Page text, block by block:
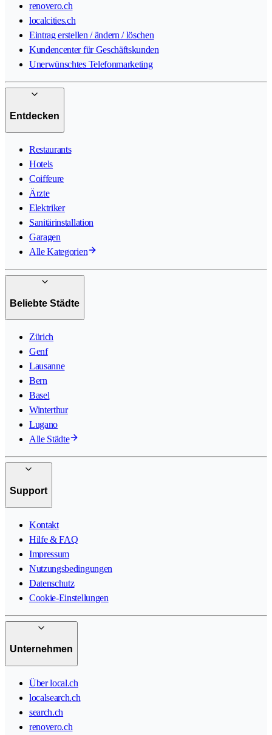
renovero.ch
localcities.ch
Eintrag erstellen / ändern / löschen
Kundencenter für Geschäftskunden
Unerwünschtes Telefonmarketing
Entdecken
Restaurants
Hotels
Coiffeure
Ärzte
Elektriker
Sanitärinstallation
Garagen
Alle Kategorien
Beliebte Städte
Zürich
Genf
Lausanne
Bern
Basel
Winterthur
Lugano
Alle Städte
Support
Kontakt
Hilfe & FAQ
Impressum
Nutzungsbedingungen
Datenschutz
Cookie-Einstellungen
Unternehmen
Über local.ch
localsearch.ch
search.ch
renovero.ch